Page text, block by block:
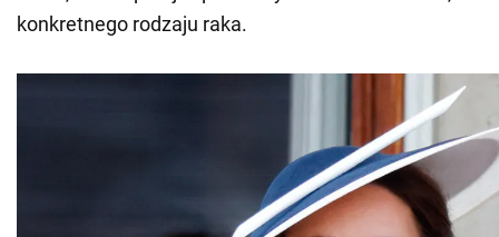
konkretnego rodzaju raka.